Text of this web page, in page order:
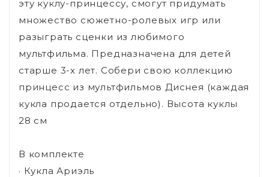
эту куклу-принцессу, смогут придумать
множество сюжетно-ролевых игр или
разыграть сценки из любимого
мультфильма. Предназначена для детей
старше 3-х лет. Собери свою коллекцию
принцесс из мультфильмов Диснея (каждая
кукла продается отдельно). Высота куклы
28 см
В комплекте
· Кукла Ариэль